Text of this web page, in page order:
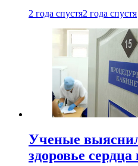
2 года спустя2 года спустя
Ученые
здоровье сердца